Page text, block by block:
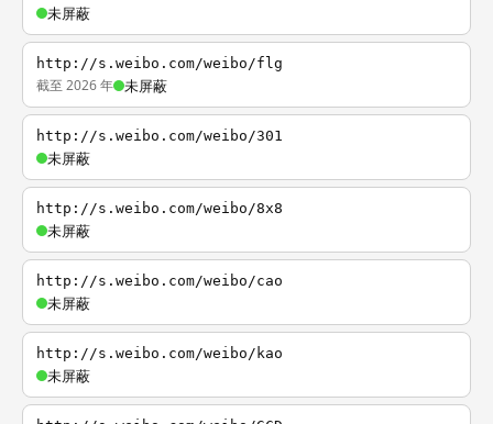
未屏蔽
http://s.weibo.com/weibo/flg
截至 2026 年 未屏蔽
http://s.weibo.com/weibo/301
未屏蔽
http://s.weibo.com/weibo/8x8
未屏蔽
http://s.weibo.com/weibo/cao
未屏蔽
http://s.weibo.com/weibo/kao
未屏蔽